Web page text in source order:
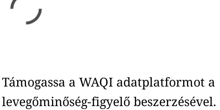
Támogassa a WAQI adatplatformot a
levegőminőség-figyelő beszerzésével.